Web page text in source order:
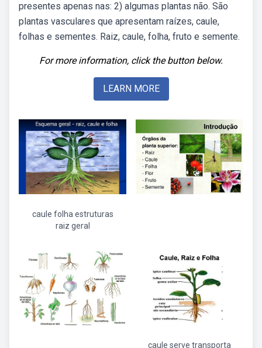
presentes apenas nas: 2) algumas plantas não. São
plantas vasculares que apresentam raízes, caule,
folhas e sementes. Raiz, caule, folha, fruto e semente.
For more information, click the button below.
LEARN MORE
caule folha estruturas
raiz geral
caule serve transporta